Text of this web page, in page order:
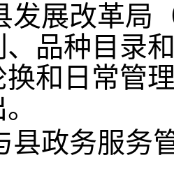
发展改革
品种目录
换和日常管
县政务服